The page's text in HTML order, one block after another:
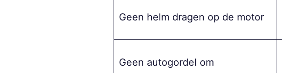
Geen helm dragen op de motor
Geen autogordel om